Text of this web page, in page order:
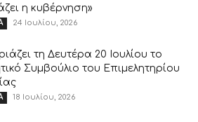
η κυβέρνηση»
24 Ιουλίου, 2026
τη Δευτέρα 20 Ιουλίου το
Συμβούλιο του Επιμελητηρίου
18 Ιουλίου, 2026